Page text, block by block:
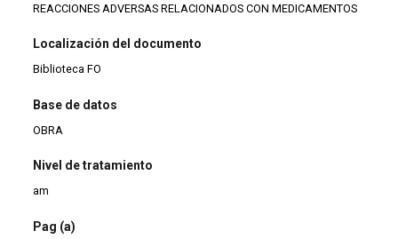
REACCIONES ADVERSAS RELACIONADOS CON MEDICAMENTOS
Localización del documento
Biblioteca FO
Base de datos
OBRA
Nivel de tratamiento
am
Pag (a)